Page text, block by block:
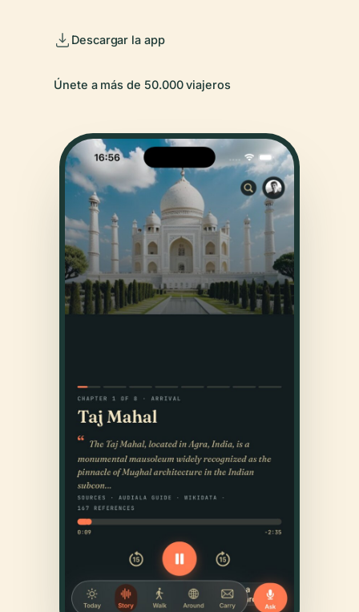
Descargar la app
Únete a más de 50.000 viajeros